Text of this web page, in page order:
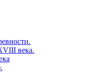
века.